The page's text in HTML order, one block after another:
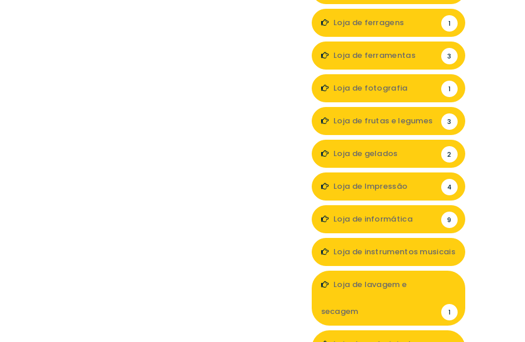
Loja de ferragens 1
Loja de ferramentas 3
Loja de fotografia 1
Loja de frutas e legumes 3
Loja de gelados 2
Loja de Impressão 4
Loja de informática 9
Loja de instrumentos musicais
Loja de lavagem e
secagem 1